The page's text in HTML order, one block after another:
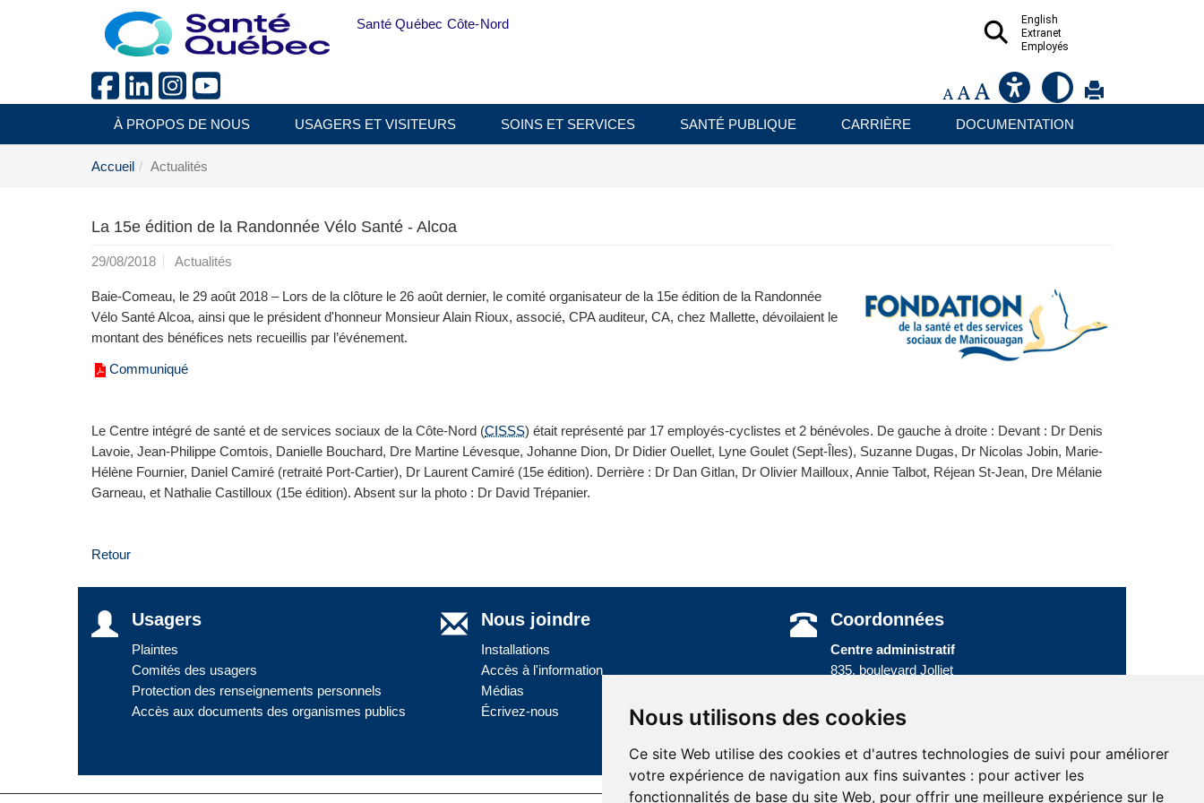
Nous utilisons des cookies
Ce site Web utilise des cookies et d'autres technologies de suivi pour améliorer
votre expérience de navigation aux fins suivantes : pour activer les
fonctionnalités de base du site Web, pour offrir une meilleure expérience sur le
Aller au menu principal
English
Extranet
Employés
Santé Québec Côte-Nord
À PROPOS DE NOUS USAGERS ET VISITEURS SOINS ET SERVICES SANTÉ PUBLIQUE CARRIÈRE DOCUMENTATION
Accueil Actualités
La 15e édition de la Randonnée Vélo Santé - Alcoa
29/08/2018 Actualités
Baie-Comeau, le 29 août 2018 – Lors de la clôture le 26 août dernier, le comité organisateur de la 15e édition de la Randonnée
Vélo Santé Alcoa, ainsi que le président d'honneur Monsieur Alain Rioux, associé, CPA auditeur, CA, chez Mallette, dévoilaient le
montant des bénéfices nets recueillis par l’événement.
Communiqué
Le Centre intégré de santé et de services sociaux de la Côte-Nord (CISSS) était représenté par 17 employés-cyclistes et 2 bénévoles. De gauche à droite : Devant : Dr Denis
Lavoie, Jean-Philippe Comtois, Danielle Bouchard, Dre Martine Lévesque, Johanne Dion, Dr Didier Ouellet, Lyne Goulet (Sept-Îles), Suzanne Dugas, Dr Nicolas Jobin, Marie-
Hélène Fournier, Daniel Camiré (retraité Port-Cartier), Dr Laurent Camiré (15e édition). Derrière : Dr Dan Gitlan, Dr Olivier Mailloux, Annie Talbot, Réjean St-Jean, Dre Mélanie
Garneau, et Nathalie Castilloux (15e édition). Absent sur la photo : Dr David Trépanier.
Retour
Usagers
Plaintes
Comités des usagers
Protection des renseignements personnels
Accès aux documents des organismes publics
Nous joindre
Installations
Accès à l'information
Médias
Écrivez-nous
Coordonnées
Centre administratif
835, boulevard Jolliet
Téléphone :418 589-9845